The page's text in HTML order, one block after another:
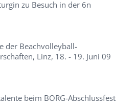
zu Besuch in der 6n
der Beachvolleyball-
Linz, 18. - 19. Juni 09
beim BORG-Abschlussfest